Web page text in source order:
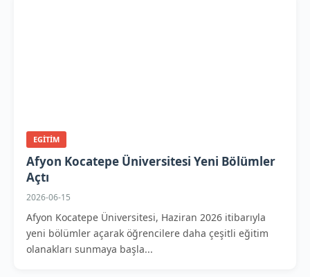
EGITIM
Afyon Kocatepe Üniversitesi Yeni Bölümler
Açtı
2026-06-15
Afyon Kocatepe Üniversitesi, Haziran 2026 itibarıyla
yeni bölümler açarak öğrencilere daha çeşitli eğitim
olanakları sunmaya başla...